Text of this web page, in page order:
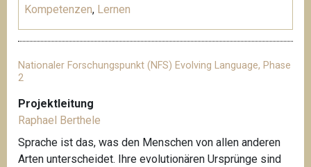
Kompetenzen, Lernen
Nationaler Forschungspunkt (NFS) Evolving Language, Phase
2
Projektleitung
Raphael Berthele
Sprache ist das, was den Menschen von allen anderen
Arten unterscheidet. Ihre evolutionären Ursprünge sind